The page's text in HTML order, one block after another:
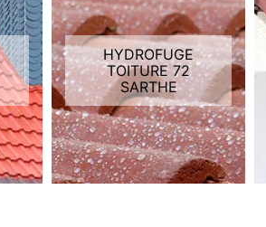
HYDROFUGE
TOITURE 72
SARTHE